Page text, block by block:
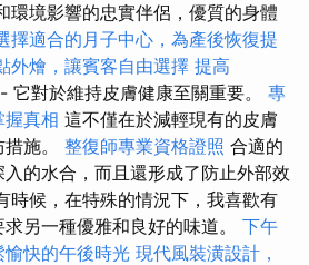
環境影響的忠實伴侶，優質的身體
擇適合的月子中心，為產後恢復提
外燴，讓賓客自由選擇 提高
- 它對於維持皮膚健康至關重要。 專
握真相 這不僅在於減輕現有的皮膚
施。 整復師專業資格證照 合適的
的水合，而且還形成了防止外部效
時候，在特殊的情況下，我喜歡有
另一種優雅和良好的味道。 下午
快的午後時光 現代風裝潢設計，